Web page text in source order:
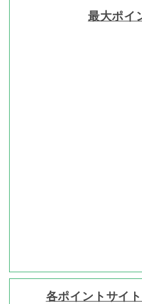
最大ポイ
各ポイントサイ